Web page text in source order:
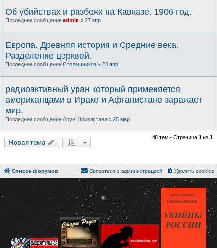
Об убийствах и разбоях на Кавказе. 1906 год.
Последнее сообщение admin « 27 апр
Европа. Древняя история и Средние века.
Разделение церквей.
Последнее сообщение Столешников « 23 апр
радиоактивный уран который применяется
американцами в Ираке и Афганистане заражает
мир.
Последнее сообщение Арун Шривастава « 25 мар
Новая тема
48 тем • Страница 1 из 1
Список форумов Удалить cookies
Связаться с администрацией